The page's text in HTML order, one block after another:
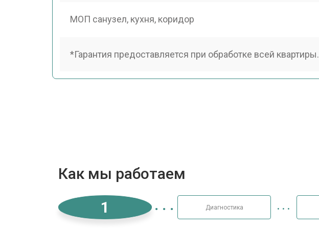
МОП санузел, кухня, коридор
*Гарантия предоставляется при обработке всей квартиры.
Как мы работаем
1
Диагностика